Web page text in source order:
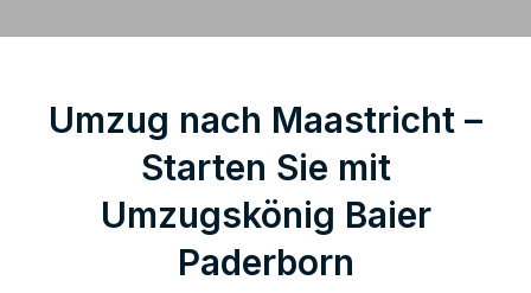
Umzug nach Maastricht –
Starten Sie mit
Umzugskönig Baier
Paderborn